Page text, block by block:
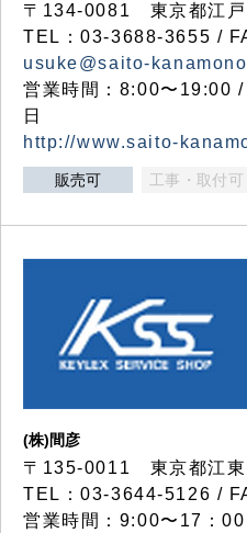
〒134-0081 東京都江戸
TEL：03-3688-3655 /
usuke@saito-
営業時間：8:00〜19:00 /
日
http://www.saito-
販売可 工事・取付可
(株)間彦
〒135-0011 東京都江東
TEL：03-3644-5126 /
営業時間：9:00〜17：